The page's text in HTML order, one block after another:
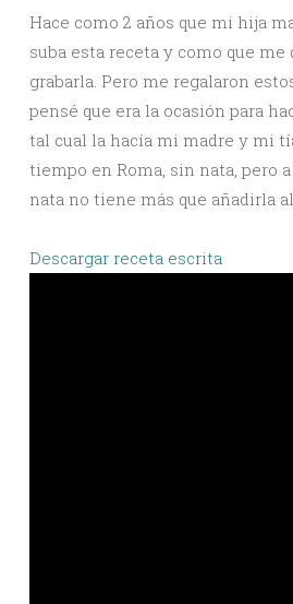
Hace como 2 años que mi hija
suba esta receta y como que me
grabarla. Pero me regalaron
pensé que era la ocasión para
tal cual la hacía mi madre y mi
tiempo en Roma, sin nata, pero
nata no tiene más que añadirla
Descargar receta escrita